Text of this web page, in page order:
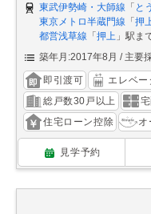
東武伊勢崎・大師線 「 と
東京メトロ半蔵門線 「押
都営浅草線 「押上 」駅
築年月:2017年8月
主要
即引渡可 エレベー
総戸数30戸以上
住宅ローン控除
オ
見学予約